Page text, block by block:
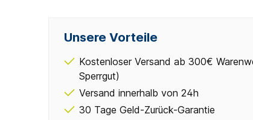
Unsere Vorteile
Kostenloser Versand ab 300€
Sperrgut)
Versand innerhalb von 24h
30 Tage Geld-Zurück-Garantie